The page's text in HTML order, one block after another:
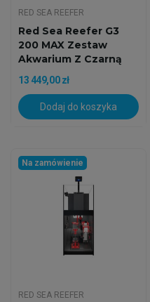
RED SEA REEFER
Red Sea Reefer G3
200 MAX Zestaw
Akwarium Z Czarną
Szafką
13 449,00 zł
Dodaj do koszyka
Na zamówienie
RED SEA REEFER